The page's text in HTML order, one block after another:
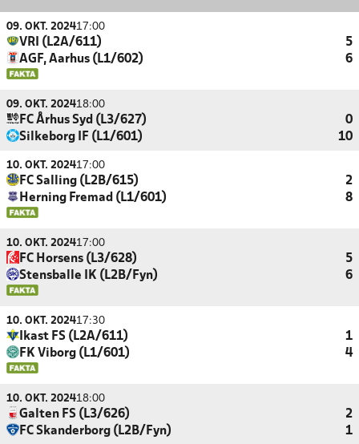
09. OKT. 202417:00
VRI (L2A/611)
5
AGF, Aarhus (L1/602)
6
09. OKT. 202418:00
FC Århus Syd (L3/627)
0
Silkeborg IF (L1/601)
10
10. OKT. 202417:00
FC Salling (L2B/615)
2
Herning Fremad (L1/601)
8
10. OKT. 202417:00
FC Horsens (L3/628)
5
Stensballe IK (L2B/Fyn)
6
10. OKT. 202417:30
Ikast FS (L2A/611)
1
FK Viborg (L1/601)
4
10. OKT. 202418:00
Galten FS (L3/626)
2
FC Skanderborg (L2B/Fyn)
1